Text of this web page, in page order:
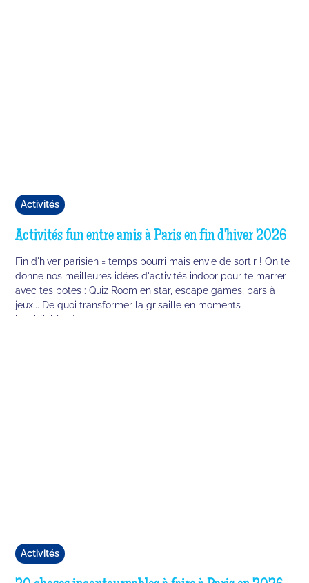
Activités
Activités fun entre amis à Paris en fin d'hiver 2026
Fin d'hiver parisien = temps pourri mais envie de sortir ! On te
donne nos meilleures idées d'activités indoor pour te marrer
avec tes potes : Quiz Room en star, escape games, bars à
jeux... De quoi transformer la grisaille en moments
inoubliables !
Activités